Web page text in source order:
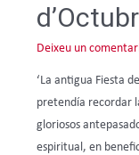
Deixeu un
‘La antigua Fiesta
pretendía recordar
gloriosos
espiritual, en